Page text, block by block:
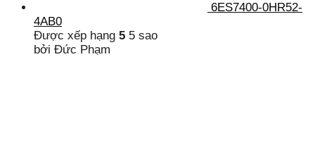
6ES7400-0HR52-
4AB0
Được xếp hạng 5 5 sao
bởi Đức Phạm